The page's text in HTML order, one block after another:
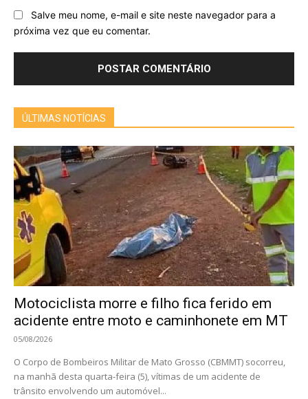
Salve meu nome, e-mail e site neste navegador para a
próxima vez que eu comentar.
ÚLTIMAS NOTÍCIAS
Motociclista morre e filho fica ferido em
acidente entre moto e caminhonete em MT
05/08/2026
O Corpo de Bombeiros Militar de Mato Grosso (CBMMT) socorreu,
na manhã desta quarta-feira (5), vítimas de um acidente de
trânsito envolvendo um automóvel...